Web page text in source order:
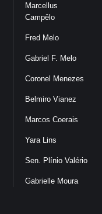
Marcellus
Campêlo
Fred Melo
Gabriel F. Melo
Coronel Menezes
Belmiro Vianez
Marcos Coerais
Yara Lins
Sen. Plínio Valério
Gabrielle Moura